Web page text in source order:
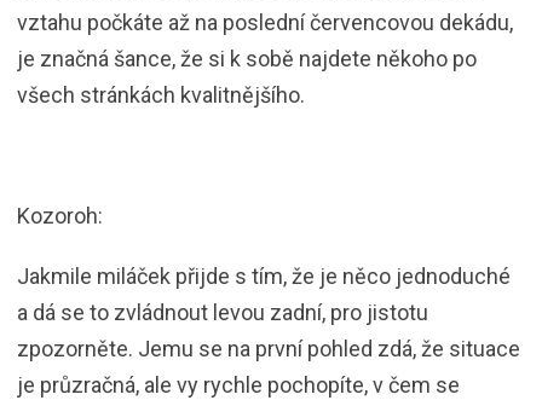
vztahu počkáte až na poslední červencovou dekádu,
je značná šance, že si k sobě najdete někoho po
všech stránkách kvalitnějšího.
Kozoroh:
Jakmile miláček přijde s tím, že je něco jednoduché
a dá se to zvládnout levou zadní, pro jistotu
zpozorněte. Jemu se na první pohled zdá, že situace
je průzračná, ale vy rychle pochopíte, v čem se